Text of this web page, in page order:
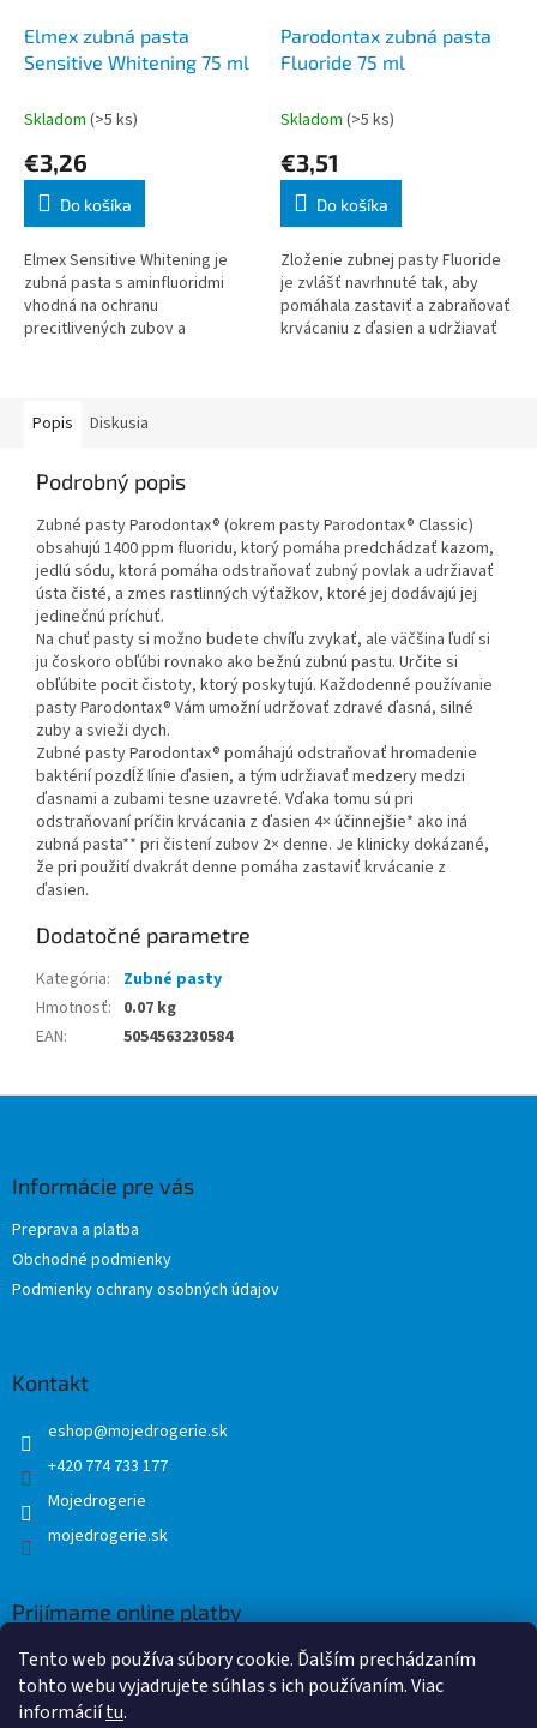
Tento web používa súbory cookie. Ďalším prechádzaním
tohto webu vyjadrujete súhlas s ich používaním. Viac
informáciítu.
Elmex zubná pasta
Sensitive Whitening 75 ml
Skladom (>5 ks)
€3,26
Do košíka
Elmex Sensitive Whitening je
zubná pasta s aminfluoridmi
vhodná na ochranu
precitlivených zubov a
chránia pred
Parodontax zubná pasta
Fluoride 75 ml
Skladom (>5 ks)
€3,51
Do košíka
Zloženie zubnej pasty Fluoride
je zvlášť navrhnuté tak, aby
pomáhala zastaviť a zabraňovať
krvácaniu z ďasien a udržiavať
Popis Diskusia
Podrobný popis
Zubné pasty Parodontax® (okrem pasty Parodontax® Classic)
obsahujú 1400 ppm fluoridu, ktorý pomáha predchádzať kazom,
jedlú sódu, ktorá pomáha odstraňovať zubný povlak a udržiavať
ústa čisté, a zmes rastlinných výťažkov, ktoré jej dodávajú jej
jedinečnú príchuť.
Na chuť pasty si možno budete chvíľu zvykať, ale väčšina ľudí si
ju čoskoro obľúbi rovnako ako bežnú zubnú pastu. Určite si
obľúbite pocit čistoty, ktorý poskytujú. Každodenné používanie
pasty Parodontax® Vám umožní udržovať zdravé ďasná, silné
zuby a svieži dych.
Zubné pasty Parodontax® pomáhajú odstraňovať hromadenie
baktérií pozdĺž línie ďasien, a tým udržiavať medzery medzi
ďasnami a zubami tesne uzavreté. Vďaka tomu sú pri
odstraňovaní príčin krvácania z ďasien 4× účinnejšie* ako iná
zubná pasta** pri čistení zubov 2× denne. Je klinicky dokázané,
že pri použití dvakrát denne pomáha zastaviť krvácanie z
ďasien.
Dodatočné parametre
Kategória:
Zubné pasty
Hmotnosť: 0.07 kg
EAN: 5054563230584
Informácie pre vás
Preprava a platba
Obchodné podmienky
Podmienky ochrany osobných údajov
Kontakt
eshop@mojedrogerie.sk
+420 774 733 177
Mojedrogerie
mojedrogerie.sk
Prijímame online platby